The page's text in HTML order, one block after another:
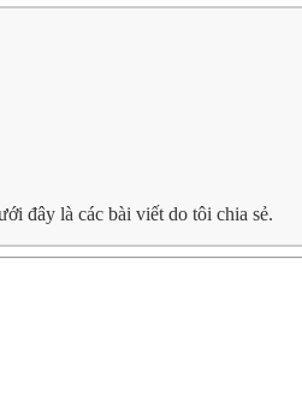
đây là các bài viết do tôi chia sẻ.